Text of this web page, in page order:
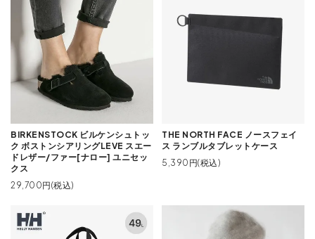
BIRKENSTOCK ビルケンシュトッ
ク ボストンシアリングLEVE スエー
ドレザー/ファー[ナロー] ユニセッ
クス
29,700円(税込)
THE NORTH FACE ノースフェイ
ス ランブルタブレットケース
5,390円(税込)